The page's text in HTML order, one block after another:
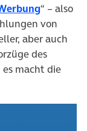
“ – also
von
aber auch
des
es macht die